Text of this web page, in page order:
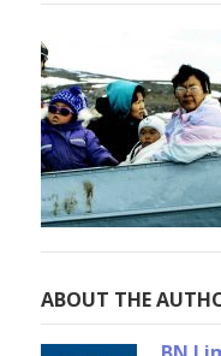
ABOUT THE